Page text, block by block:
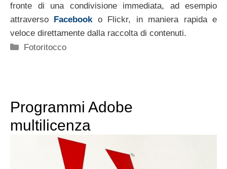
fronte di una condivisione immediata, ad esempio
attraverso Facebook o Flickr, in maniera rapida e
veloce direttamente dalla raccolta di contenuti.
Categorie
Fotoritocco
Programmi Adobe
multilicenza